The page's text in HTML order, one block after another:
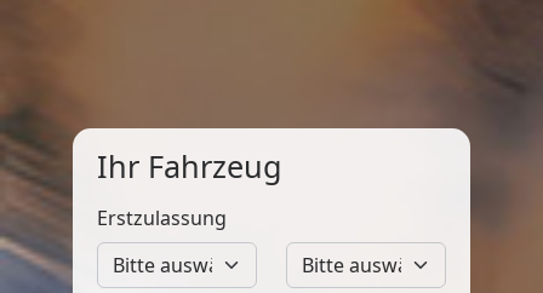
Ihr Fahrzeug
Erstzulassung